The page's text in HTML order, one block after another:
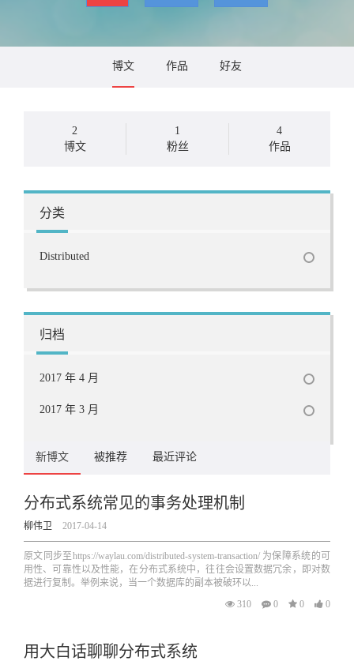
博文 作品 好友
2
博文
1
粉丝
4
作品
分类
Distributed
归档
2017 年 4 月
2017 年 3 月
新博文 被推荐 最近评论
分布式系统常见的事务处理机制
柳伟卫 2017-04-14
原文同步至https://waylau.com/distributed-system-transaction/ 为保障系统的可
用性、可靠性以及性能，在分布式系统中，往往会设置数据冗余，即对数
据进行复制。举例来说，当一个数据库的副本被破环以...
310
0 0 0
用大白话聊聊分布式系统